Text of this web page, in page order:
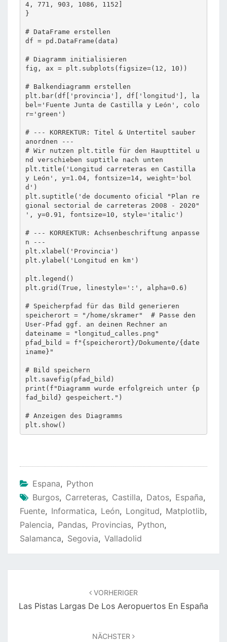
4, 771, 903, 1086, 1152]
}
# DataFrame erstellen
df = pd.DataFrame(data)
# Diagramm initialisieren
fig, ax = plt.subplots(figsize=(12, 10))
# Balkendiagramm erstellen
plt.bar(df['provincia'], df['longitud'], la
bel='Fuente Junta de Castilla y León', colo
r='green')
# --- KORREKTUR: Titel & Untertitel sauber
anordnen ---
# Wir nutzen plt.title für den Haupttitel u
nd verschieben suptitle nach unten
plt.title('Longitud carreteras en Castilla
y León', y=1.04, fontsize=14, weight='bol
d')
plt.suptitle('de documento oficial "Plan re
gional sectorial de carreteras 2008 - 2020"
', y=0.91, fontsize=10, style='italic')
# --- KORREKTUR: Achsenbeschriftung anpasse
n ---
plt.xlabel('Provincia')
plt.ylabel('Longitud en km')
plt.legend()
plt.grid(True, linestyle=':', alpha=0.6)
# Speicherpfad für das Bild generieren
speicherort = "/home/skramer"  # Passe den
User-Pfad ggf. an deinen Rechner an
dateiname = "longitud_calles.png"
pfad_bild = f"{speicherort}/Dokumente/{date
iname}"
# Bild speichern
plt.savefig(pfad_bild)
print(f"Diagramm wurde erfolgreich unter {p
fad_bild} gespeichert.")
# Anzeigen des Diagramms
plt.show()
Espana, Python
Burgos, Carreteras, Castilla, Datos, España,
Fuente, Informatica, León, Longitud, Matplotlib,
Palencia, Pandas, Provincias, Python,
Salamanca, Segovia, Valladolid
VORHERIGER
Las Pistas Largas De Los Aeropuertos En España
NÄCHSTER